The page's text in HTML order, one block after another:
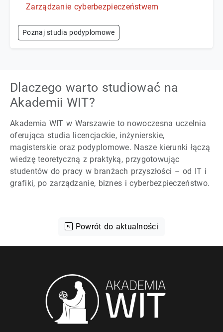
Zarządzanie cyberbezpieczeństwem
Poznaj studia podyplomowe
Dlaczego warto studiować na
Akademii WIT?
Akademia WIT w Warszawie to nowoczesna uczelnia
oferująca studia licencjackie, inżynierskie,
magisterskie oraz podyplomowe. Nasze kierunki łączą
wiedzę teoretyczną z praktyką, przygotowując
studentów do pracy w branżach przyszłości – od IT i
grafiki, po zarządzanie, biznes i cyberbezpieczeństwo.
Powrót do aktualności